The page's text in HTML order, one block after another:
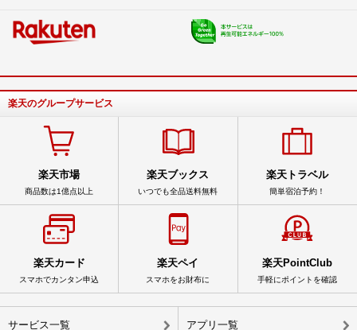
楽天のグループサービス
楽天市場
商品数は1億点以上
楽天ブックス
いつでも全品送料無料
楽天トラベル
簡単宿泊予約！
楽天カード
スマホでカンタン申込
楽天ペイ
スマホをお財布に
楽天PointClub
手軽にポイントを確認
サービス一覧 アプリ一覧